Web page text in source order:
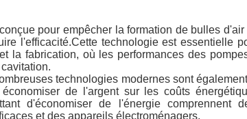
pour empêcher la formation de bulles
l'efficacité.Cette technologie est essentielle
la fabrication, où les performances des
technologies modernes sont
de l'argent sur les coûts
d'économiser de l'énergie comprennent
et des appareils électroménagers.